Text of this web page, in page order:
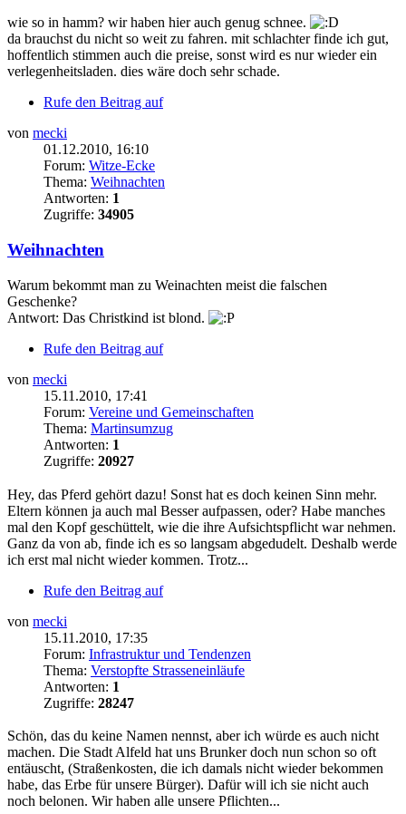
wie so in hamm? wir haben hier auch genug schnee.
da brauchst du nicht so weit zu fahren. mit schlachter finde ich gut,
hoffentlich stimmen auch die preise, sonst wird es nur wieder ein
verlegenheitsladen. dies wäre doch sehr schade.
Rufe den Beitrag auf
von mecki
01.12.2010, 16:10
Forum: Witze-Ecke
Thema: Weihnachten
Antworten: 1
Zugriffe: 34905
Weihnachten
Warum bekommt man zu Weinachten meist die falschen
Geschenke?
Antwort: Das Christkind ist blond.
Rufe den Beitrag auf
von mecki
15.11.2010, 17:41
Forum: Vereine und Gemeinschaften
Thema: Martinsumzug
Antworten: 1
Zugriffe: 20927
Hey, das Pferd gehört dazu! Sonst hat es doch keinen Sinn mehr.
Eltern können ja auch mal Besser aufpassen, oder? Habe manches
mal den Kopf geschüttelt, wie die ihre Aufsichtspflicht war nehmen.
Ganz da von ab, finde ich es so langsam abgedudelt. Deshalb werde
ich erst mal nicht wieder kommen. Trotz...
Rufe den Beitrag auf
von mecki
15.11.2010, 17:35
Forum: Infrastruktur und Tendenzen
Thema: Verstopfte Strasseneinläufe
Antworten: 1
Zugriffe: 28247
Schön, das du keine Namen nennst, aber ich würde es auch nicht
machen. Die Stadt Alfeld hat uns Brunker doch nun schon so oft
entäuscht, (Straßenkosten, die ich damals nicht wieder bekommen
habe, das Erbe für unsere Bürger). Dafür will ich sie nicht auch
noch belonen. Wir haben alle unsere Pflichten...